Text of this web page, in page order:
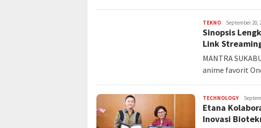
TEKNO admin
September 20,
Sinopsis
Link
MANTRA
anime favorit
TECHNOLOGY admin
Etana
Inovasi